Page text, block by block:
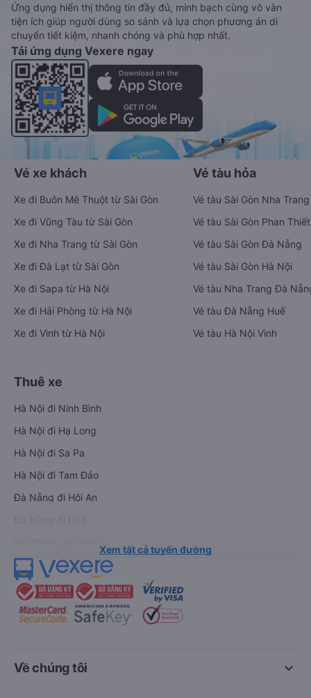
Ứng dụng hiển thị thông tin đầy đủ, minh bạch cùng vô vàn
tiện ích giúp người dùng so sánh và lựa chọn phương án di
chuyển tiết kiệm, nhanh chóng và phù hợp nhất.
Tải ứng dụng Vexere ngay
Vé xe khách
Xe đi Buôn Mê Thuột từ Sài Gòn
Xe đi Vũng Tàu từ Sài Gòn
Xe đi Nha Trang từ Sài Gòn
Xe đi Đà Lạt từ Sài Gòn
Xe đi Sapa từ Hà Nội
Xe đi Hải Phòng từ Hà Nội
Xe đi Vinh từ Hà Nội
Vé tàu hỏa
Vé tàu Sài Gòn Nha Trang
Vé tàu Sài Gòn Phan Thiết
Vé tàu Sài Gòn Đà Nẵng
Vé tàu Sài Gòn Hà Nội
Vé tàu Nha Trang Đà
Vé tàu Đà Nẵng Huế
Vé tàu Hà Nội Vinh
Thuê xe
Hà Nội đi Ninh Bình
Hà Nội đi Hạ Long
Hà Nội đi Sa Pa
Hà Nội đi Tam Đảo
Đà Nẵng đi Hội An
Xem tất cả tuyến đường
keyboard_arrow_down
Về chúng tôi